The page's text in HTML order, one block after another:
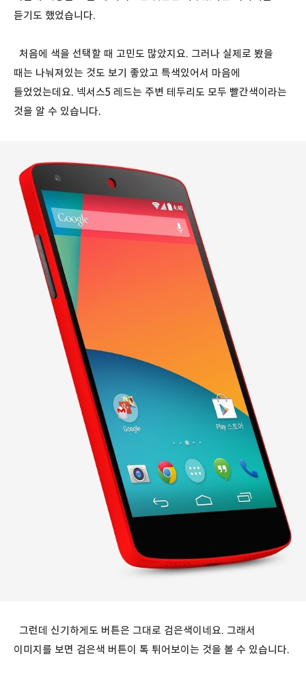
듣기도 했었습니다.
처음에 색을 선택할 때 고민도 많았지요. 그러나 실제로 봤을
때는 나눠져있는 것도 보기 좋았고 특색있어서 마음에
들었었는데요. 넥서스5 레드는 주변 테두리도 모두 빨간색이라는
것을 알 수 있습니다.
그런데 신기하게도 버튼은 그대로 검은색이네요. 그래서
이미지를 보면 검은색 버튼이 톡 튀어보이는 것을 볼 수 있습니다.